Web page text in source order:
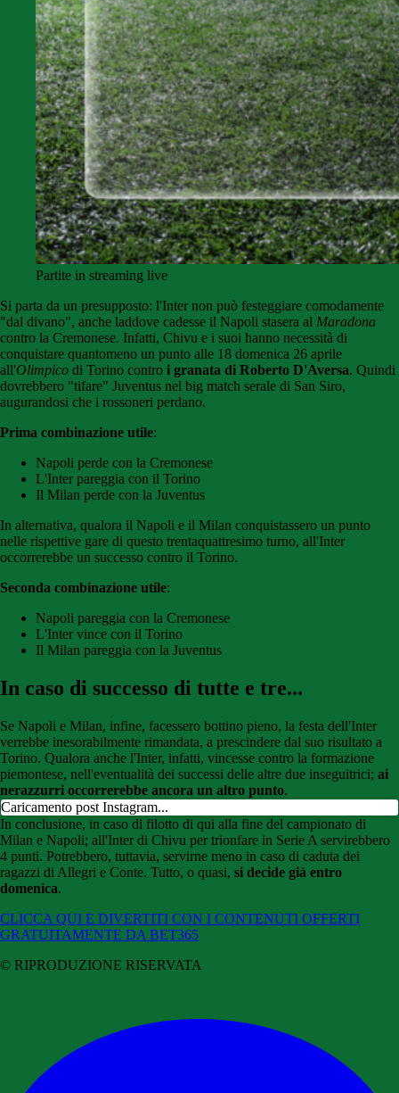
Partite in streaming live
Si parta da un presupposto: l'Inter non può festeggiare comodamente
"dal divano", anche laddove cadesse il Napoli stasera al Maradona
contro la Cremonese. Infatti, Chivu e i suoi hanno necessità di
conquistare quantomeno un punto alle 18 domenica 26 aprile
all'Olimpico di Torino contro i granata di Roberto D'Aversa. Quindi
dovrebbero "tifare" Juventus nel big match serale di San Siro,
augurandosi che i rossoneri perdano.
Prima combinazione utile:
Napoli perde con la Cremonese
L'Inter pareggia con il Torino
Il Milan perde con la Juventus
In alternativa, qualora il Napoli e il Milan conquistassero un punto
nelle rispettive gare di questo trentaquattresimo turno, all'Inter
occorrerebbe un successo contro il Torino.
Seconda combinazione utile:
Napoli pareggia con la Cremonese
L'Inter vince con il Torino
Il Milan pareggia con la Juventus
In caso di successo di tutte e tre...
Se Napoli e Milan, infine, facessero bottino pieno, la festa dell'Inter
verrebbe inesorabilmente rimandata, a prescindere dal suo risultato a
Torino. Qualora anche l'Inter, infatti, vincesse contro la formazione
piemontese, nell'eventualità dei successi delle altre due inseguitrici; ai
nerazzurri occorrerebbe ancora un altro punto.
Caricamento post Instagram...
In conclusione, in caso di filotto di qui alla fine del campionato di
Milan e Napoli; all'Inter di Chivu per trionfare in Serie A servirebbero
4 punti. Potrebbero, tuttavia, servirne meno in caso di caduta dei
ragazzi di Allegri e Conte. Tutto, o quasi, si decide già entro
domenica.
CLICCA QUI E DIVERTITI CON I CONTENUTI OFFERTI
GRATUITAMENTE DA BET365
© RIPRODUZIONE RISERVATA